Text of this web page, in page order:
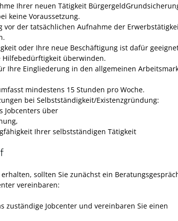
Ihrer neuen Tätigkeit Bürgergeld
keine Voraussetzung.
vor der tatsächlichen Aufnahme der
oder Ihre neue Beschäftigung ist dafür
Hilfebedürftigkeit überwinden.
Ihre Eingliederung in den allgemeinen
mindestens 15 Stunden pro Woche.
bei Selbstständigkeit/Existenzgründung:
Jobcenters über
Ihrer selbstständigen Tätigkeit
sollten Sie zunächst ein
vereinbaren:
zuständige Jobcenter und vereinbaren Sie einen